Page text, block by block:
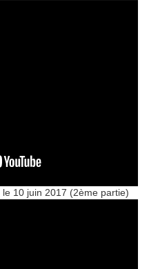
10 juin 2017 (2ème partie)